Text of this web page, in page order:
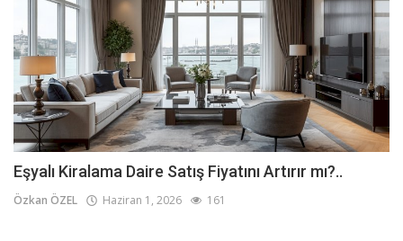
Eşyalı Kiralama Daire Satış Fiyatını Artırır mı?..
Özkan ÖZEL Haziran 1, 2026 161